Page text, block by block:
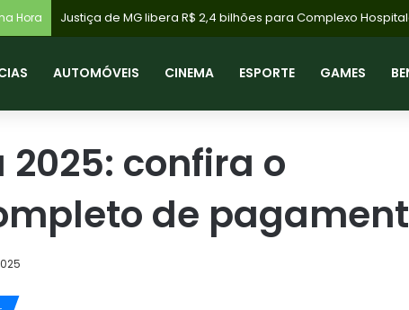
Hora INSS 2027: Aposentados e Pensionistas Recebem Salário
AUTOMÓVEIS CINEMA ESPORTE GAMES
confira o
de